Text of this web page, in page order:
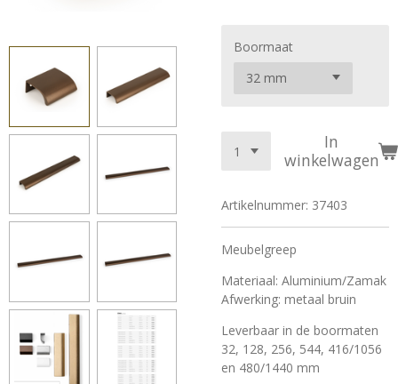
Boormaat
In
winkelwagen
Artikelnummer: 37403
Meubelgreep
Materiaal: Aluminium/Zamak
Afwerking: metaal bruin
Leverbaar in de boormaten
32, 128, 256, 544, 416/1056
en 480/1440 mm